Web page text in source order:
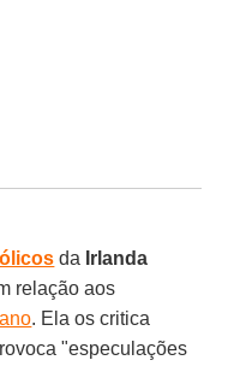
da Irlanda
relação aos
. Ela os critica
"especulações